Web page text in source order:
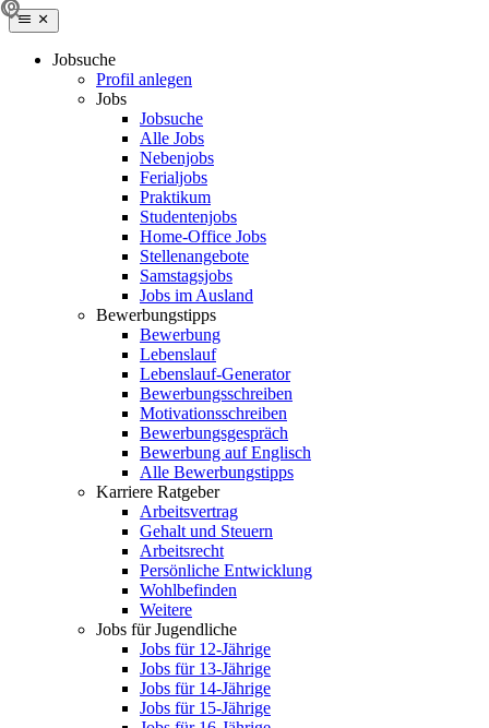
Jobsuche
Profil anlegen
Jobs
Jobsuche
Alle Jobs
Nebenjobs
Ferialjobs
Praktikum
Studentenjobs
Home-Office Jobs
Stellenangebote
Samstagsjobs
Jobs im Ausland
Bewerbungstipps
Bewerbung
Lebenslauf
Lebenslauf-Generator
Bewerbungsschreiben
Motivationsschreiben
Bewerbungsgespräch
Bewerbung auf Englisch
Alle Bewerbungstipps
Karriere Ratgeber
Arbeitsvertrag
Gehalt und Steuern
Arbeitsrecht
Persönliche Entwicklung
Wohlbefinden
Weitere
Jobs für Jugendliche
Jobs für 12-Jährige
Jobs für 13-Jährige
Jobs für 14-Jährige
Jobs für 15-Jährige